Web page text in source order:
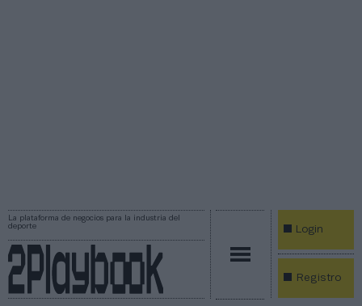
La plataforma de negocios para la industria del
deporte
Login
Registro